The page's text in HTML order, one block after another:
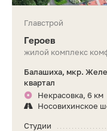
Главстрой
Героев
жилой комплекс
Балашиха, мкр.
квартал
Некрасовка, 6 км
Носовихинское
Студии